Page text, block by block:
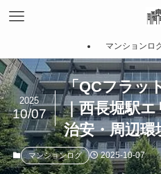
マンションロ
「QCフラッ
｜西長堀駅
治安・周辺
2025
10/07
マンションログ 2025-10-07